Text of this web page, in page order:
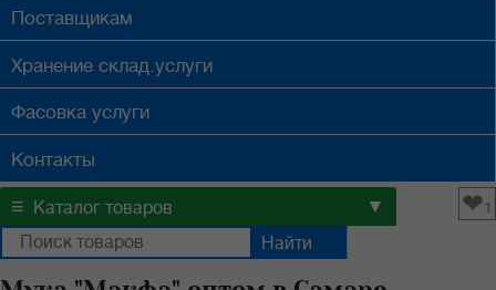
Поставщикам
Хранение склад.услуги
Фасовка услуги
Контакты
≡ Каталог товаров ▼ ❤1